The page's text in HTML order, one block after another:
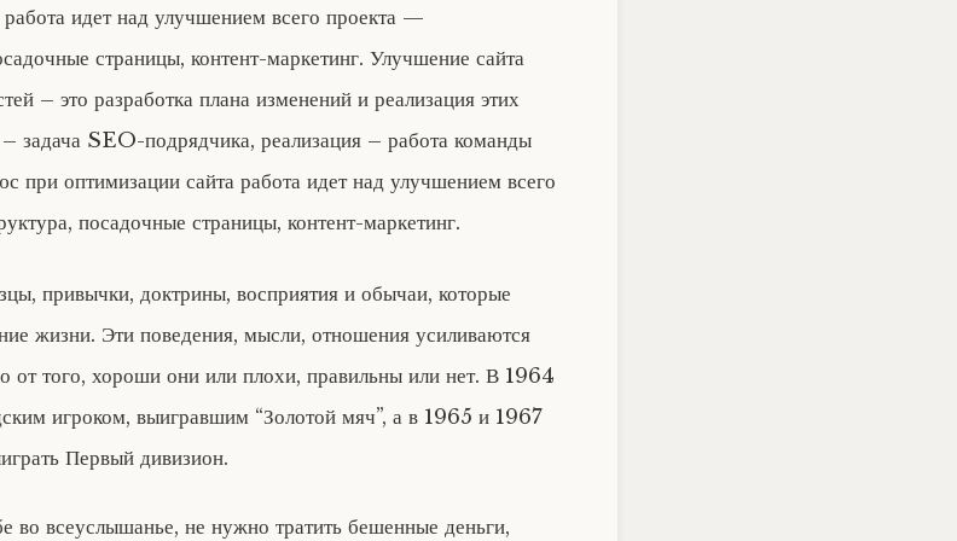
идет над улучшением всего проекта —
страницы, контент-маркетинг. Улучшение сайта
– это разработка плана изменений и реализация этих
– задача SEO-подрядчика, реализация – работа команды
при оптимизации сайта работа идет над улучшением всего
посадочные страницы, контент-маркетинг.
привычки, доктрины, восприятия и обычаи, которые
жизни. Эти поведения, мысли, отношения усиливаются
от того, хороши они или плохи, правильны или нет. В 1964
игроком, выигравшим “Золотой мяч”, а в 1965 и 1967
Первый дивизион.
во всеуслышанье, не нужно тратить бешенные деньги,